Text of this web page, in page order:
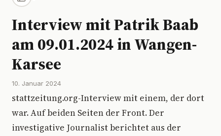
Interview mit Patrik Baab
am 09.01.2024 in Wangen-
Karsee
10. Januar 2024
stattzeitung.org-Interview mit einem, der dort
war. Auf beiden Seiten der Front. Der
investigative Journalist berichtet aus der